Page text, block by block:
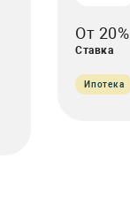
От 20%
Ставка
Ипотека